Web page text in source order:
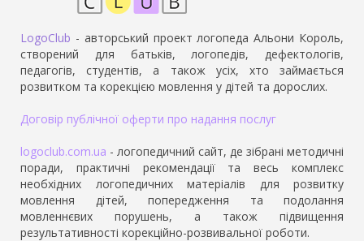
LogoClub - авторський проект логопеда Альони Король,
створений для батьків, логопедів, дефектологів,
педагогів, студентів, а також усіх, хто займається
розвитком та корекцією мовлення у дітей та дорослих.
Договір публічної оферти про надання послуг
logoclub.com.ua - логопедичний сайт, де зібрані методичні
поради, практичні рекомендації та весь комплекс
необхідних логопедичних матеріалів для розвитку
мовлення дітей, попередження та подолання
мовленнєвих порушень, а також підвищення
результативності корекційно-розвивальної роботи.